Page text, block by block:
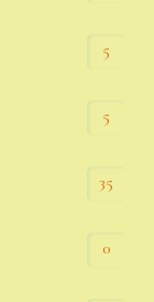
5
5
35
0